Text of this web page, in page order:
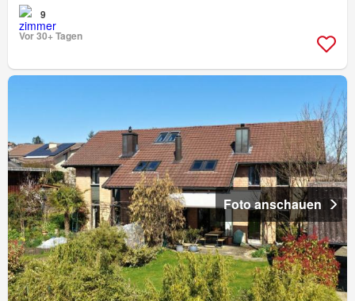
9
Vor 30+ Tagen
Foto anschauen